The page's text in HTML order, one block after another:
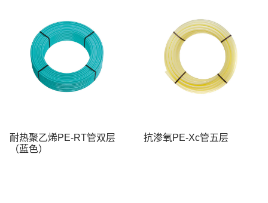
耐热聚乙烯PE-RT管双层
（蓝色）
抗渗氧PE-Xc管五层